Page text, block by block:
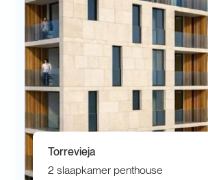
Torrevieja
2 slaapkamer penthouse